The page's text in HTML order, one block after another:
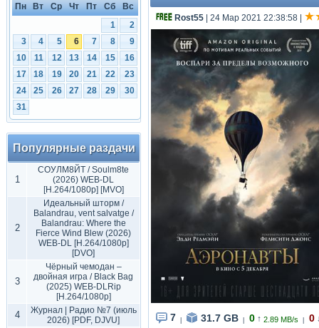
Пн Вт Ср Чт Пт Сб
Вс
1
2
3
4 5 6 7 8
9
10
11 12 13 14 15
16
17
18 19 20 21 22
23
24
25 26 27 28 29
30
31
Популярные раздачи
1
СОУЛМ8ЙТ / Soulm8te
(2026) WEB-DL
[H.264/1080p] [MVO]
2
Идеальный шторм /
Balandrau, vent salvatge /
Balandrau: Where the
Fierce Wind Blew (2026)
WEB-DL [H.264/1080p]
[DVO]
3
Чёрный чемодан –
двойная игра / Black Bag
(2025) WEB-DLRip
[H.264/1080p]
4
Журнал | Радио №7 (июль
2026) [PDF, DJVU]
Rost55 | 24 Мар 2021 22:38:58
7 31.7 GB 0 ↑ 2.89 MB/s 0